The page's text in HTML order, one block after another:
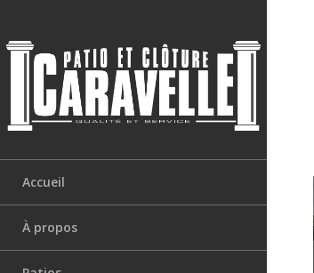
Accueil
À propos